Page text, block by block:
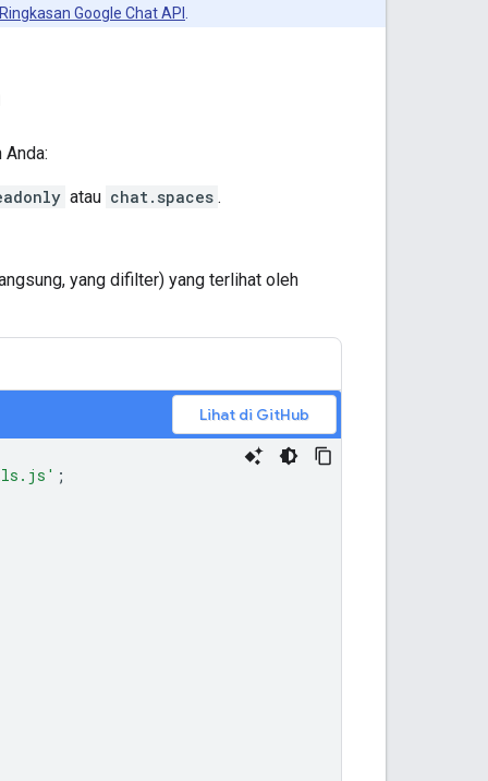
Ringkasan Google Chat API
Anda:
atau chat.spaces .
yang difilter) yang terlihat oleh
Lihat di GitHub
;